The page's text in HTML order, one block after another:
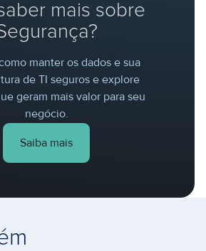
mais sobre
manter os dados e sua
de TI seguros e explore
geram mais valor para seu
negócio.
Saiba mais